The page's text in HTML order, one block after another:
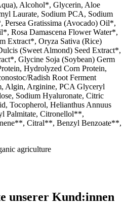
Alcohol*, Glycerin, Aloe
Laurate, Sodium PCA, Sodium
Persea Gratissima (Avocado) Oil*,
Rosa Damascena Flower Water*,
Extract*, Oryza Sativa (Rice)
(Sweet Almond) Seed Extract*,
Glycine Soja (Soybean) Germ
Hydrolyzed Corn Protein,
Radish Root Ferment
Algin, Arginine, PCA Glyceryl
Sodium Hyaluronate, Citric
Tocopherol, Helianthus Annuus
Palmitate, Citronellol**,
Citral**, Benzyl Benzoate**,
agriculture
unserer Kund:innen